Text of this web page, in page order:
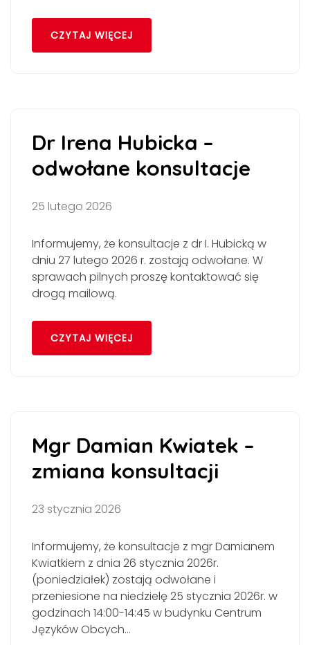
CZYTAJ WIĘCEJ
Dr Irena Hubicka –
odwołane konsultacje
25 lutego 2026
Informujemy, że konsultacje z dr I. Hubicką w
dniu 27 lutego 2026 r. zostają odwołane. W
sprawach pilnych proszę kontaktować się
drogą mailową.
CZYTAJ WIĘCEJ
Mgr Damian Kwiatek –
zmiana konsultacji
23 stycznia 2026
Informujemy, że konsultacje z mgr Damianem
Kwiatkiem z dnia 26 stycznia 2026r.
(poniedziałek) zostają odwołane i
przeniesione na niedzielę 25 stycznia 2026r. w
godzinach 14:00-14:45 w budynku Centrum
Języków Obcych…